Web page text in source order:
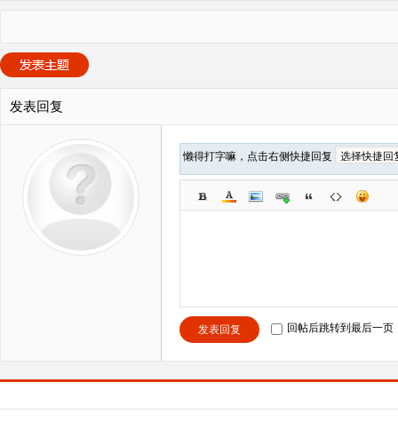
发表回复
懒得打字嘛，点击右侧快捷回复
发表回复 回帖后跳转到最后一页